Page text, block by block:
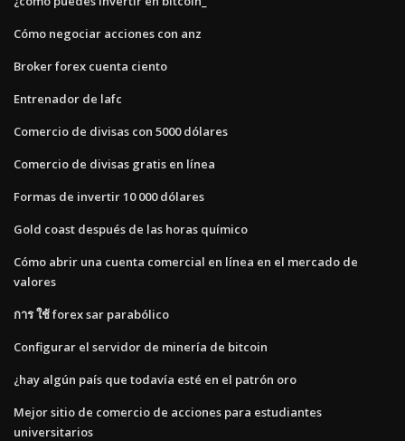
Cómo negociar acciones con anz
Broker forex cuenta ciento
Entrenador de lafc
Comercio de divisas con 5000 dólares
Comercio de divisas gratis en línea
Formas de invertir 10 000 dólares
Gold coast después de las horas químico
Cómo abrir una cuenta comercial en línea en el mercado de
valores
การ ใช้ forex sar parabólico
Configurar el servidor de minería de bitcoin
¿hay algún país que todavía esté en el patrón oro
Mejor sitio de comercio de acciones para estudiantes
universitarios